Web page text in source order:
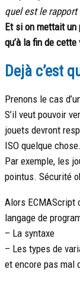
quel est le
Et si on mettait un
qu’à la fin de
Dejà c’est
Prenons le cas
S’il veut pouvoir
jouets devront
ISO quelque chose.
Par exemple, les
pointus. Sécurité
Alors ECMAScript
langage de
– La syntaxe
– Les types de
et encore pas mal